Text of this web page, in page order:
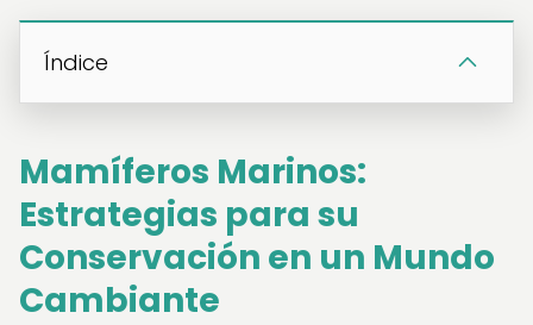
Índice
Mamíferos Marinos:
Estrategias para su
Conservación en un Mundo
Cambiante